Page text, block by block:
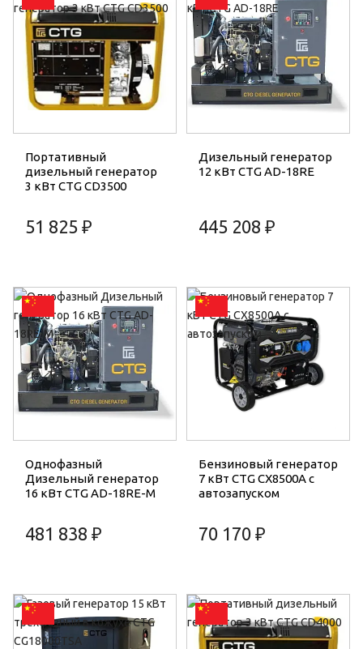
Портативный
дизельный генератор
3 кВт CTG CD3500
51 825 ₽
Дизельный генератор
12 кВт CTG AD-18RE
445 208 ₽
Однофазный
Дизельный генератор
16 кВт CTG AD-18RE-M
481 838 ₽
Бензиновый генератор
7 кВт CTG CX8500A с
автозапуском
70 170 ₽